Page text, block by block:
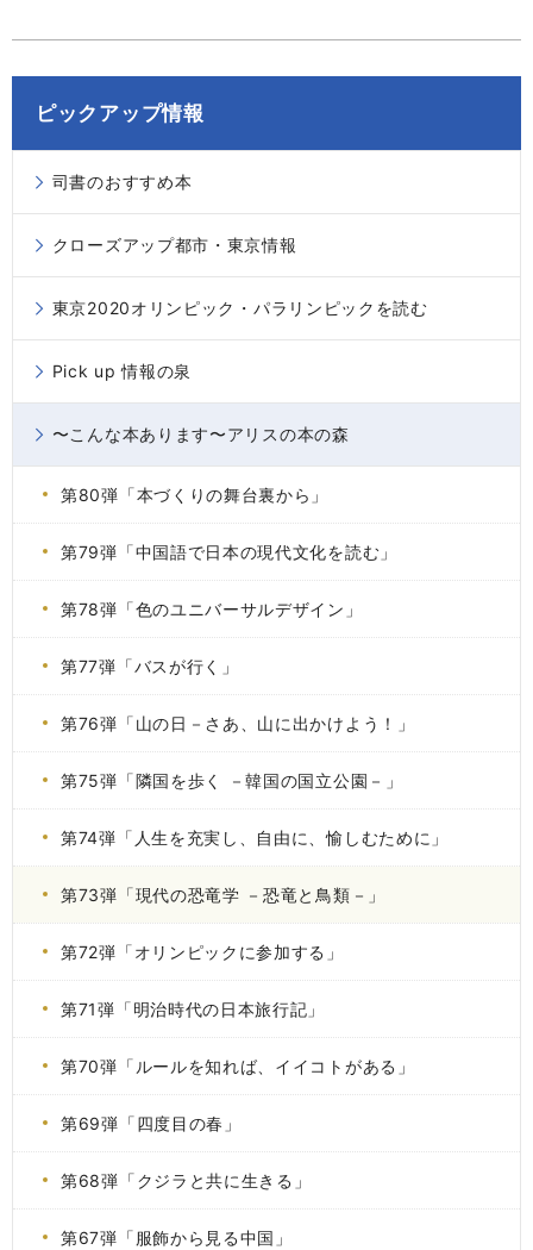
ピックアップ情報
司書のおすすめ本
クローズアップ都市・東京情報
東京2020オリンピック・パラリンピックを読む
Pick up 情報の泉
〜こんな本あります〜アリスの本の森
第80弾「本づくりの舞台裏から」
第79弾「中国語で日本の現代文化を読む」
第78弾「色のユニバーサルデザイン」
第77弾「バスが行く」
第76弾「山の日－さあ、山に出かけよう！」
第75弾「隣国を歩く －韓国の国立公園－」
第74弾「人生を充実し、自由に、愉しむために」
第73弾「現代の恐竜学 －恐竜と鳥類－」
第72弾「オリンピックに参加する」
第71弾「明治時代の日本旅行記」
第70弾「ルールを知れば、イイコトがある」
第69弾「四度目の春」
第68弾「クジラと共に生きる」
第67弾「服飾から見る中国」